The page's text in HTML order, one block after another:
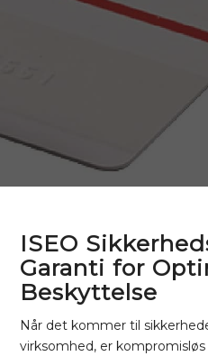
ISEO
Garanti for
Beskyttelse
Når det kommer til
virksomhed, er